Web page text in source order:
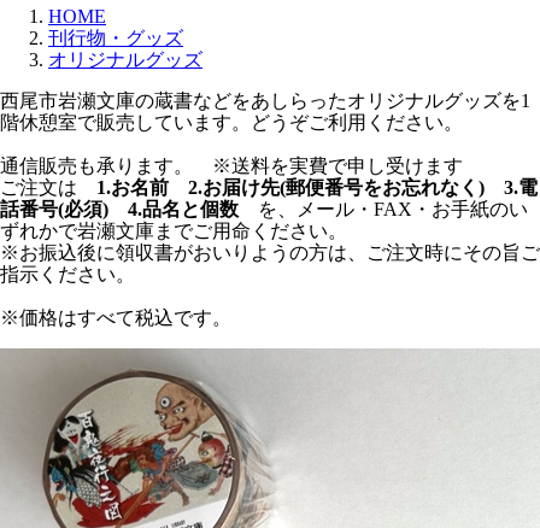
HOME
刊行物・グッズ
オリジナルグッズ
西尾市岩瀬文庫の蔵書などをあしらったオリジナルグッズを1
階休憩室で販売しています。どうぞご利用ください。
通信販売も承ります。 ※送料を実費で申し受けます
ご注文は 1.お名前 2.お届け先(郵便番号をお忘れなく) 3.電
話番号(必須) 4.品名と個数 を、メール・FAX・お手紙のい
ずれかで岩瀬文庫までご用命ください。
※お振込後に領収書がおいりようの方は、ご注文時にその旨ご
指示ください。
※価格はすべて税込です。